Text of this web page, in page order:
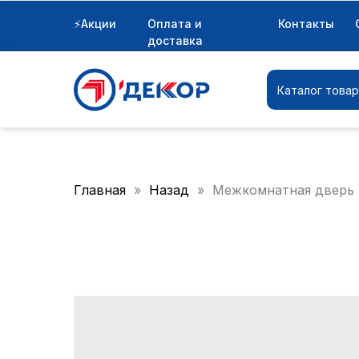
Каталог
⚡Акции Контакты
Оплата и
доставка
Главная Назад Межкомнатная